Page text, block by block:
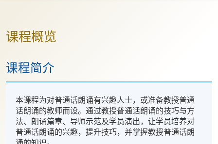
课程概览
课程简介
本课程为对普通话朗诵有兴趣人士，或准备教授普通
话朗诵的教师而设。通过教授普通话朗诵的技巧与方
法、朗诵篇章、导师示范及学员演出，让学员培养对
普通话朗诵的兴趣，提升技巧，并掌握教授普通话朗